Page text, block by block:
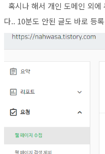
혹시나 해서 개인 도메인 외
다.. 10분도 안된 글도 바로 등